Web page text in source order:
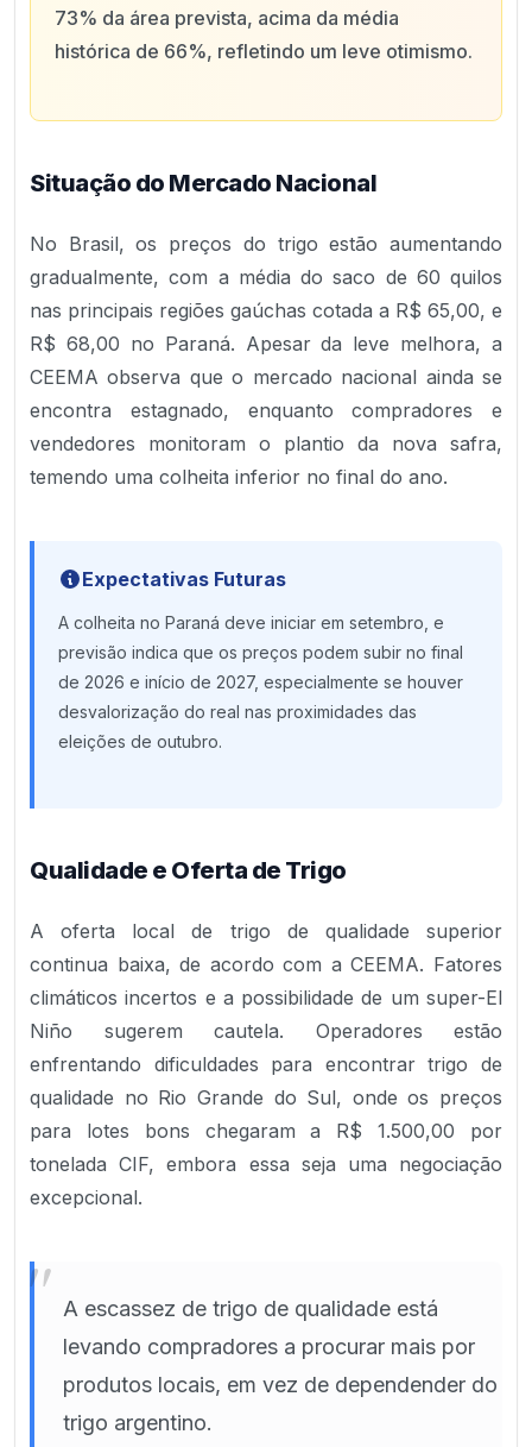
73% da área prevista, acima da média
histórica de 66%, refletindo um leve otimismo.
Situação do Mercado Nacional
No Brasil, os preços do trigo estão aumentando
gradualmente, com a média do saco de 60 quilos
nas principais regiões gaúchas cotada a R$ 65,00, e
R$ 68,00 no Paraná. Apesar da leve melhora, a
CEEMA observa que o mercado nacional ainda se
encontra estagnado, enquanto compradores e
vendedores monitoram o plantio da nova safra,
temendo uma colheita inferior no final do ano.
Expectativas Futuras
A colheita no Paraná deve iniciar em setembro, e
previsão indica que os preços podem subir no final
de 2026 e início de 2027, especialmente se houver
desvalorização do real nas proximidades das
eleições de outubro.
Qualidade e Oferta de Trigo
A oferta local de trigo de qualidade superior
continua baixa, de acordo com a CEEMA. Fatores
climáticos incertos e a possibilidade de um super-El
Niño sugerem cautela. Operadores estão
enfrentando dificuldades para encontrar trigo de
qualidade no Rio Grande do Sul, onde os preços
para lotes bons chegaram a R$ 1.500,00 por
tonelada CIF, embora essa seja uma negociação
excepcional.
" A escassez de trigo de qualidade está
levando compradores a procurar mais por
produtos locais, em vez de dependender do
trigo argentino.